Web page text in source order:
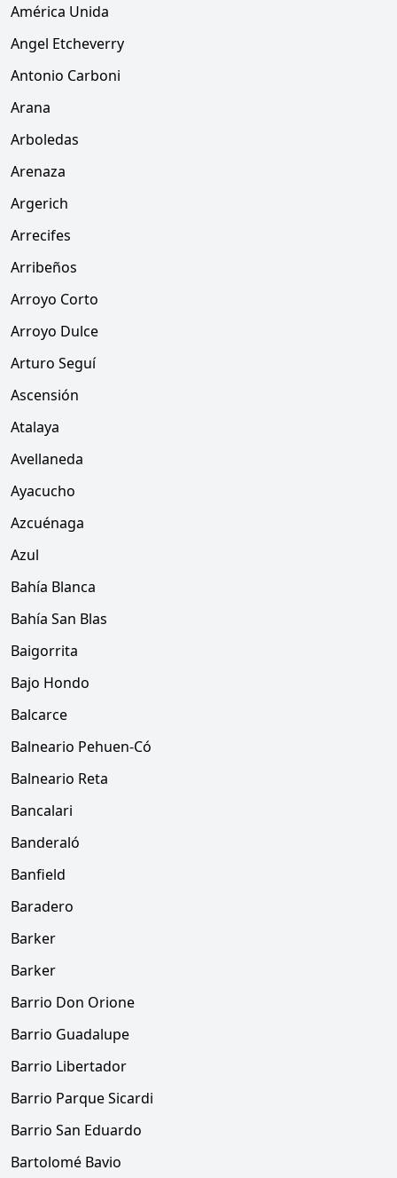
América Unida
Angel Etcheverry
Antonio Carboni
Arana
Arboledas
Arenaza
Argerich
Arrecifes
Arribeños
Arroyo Corto
Arroyo Dulce
Arturo Seguí
Ascensión
Atalaya
Avellaneda
Ayacucho
Azcuénaga
Azul
Bahía Blanca
Bahía San Blas
Baigorrita
Bajo Hondo
Balcarce
Balneario Pehuen-Có
Balneario Reta
Bancalari
Banderaló
Banfield
Baradero
Barker
Barker
Barrio Don Orione
Barrio Guadalupe
Barrio Libertador
Barrio Parque Sicardi
Barrio San Eduardo
Bartolomé Bavio